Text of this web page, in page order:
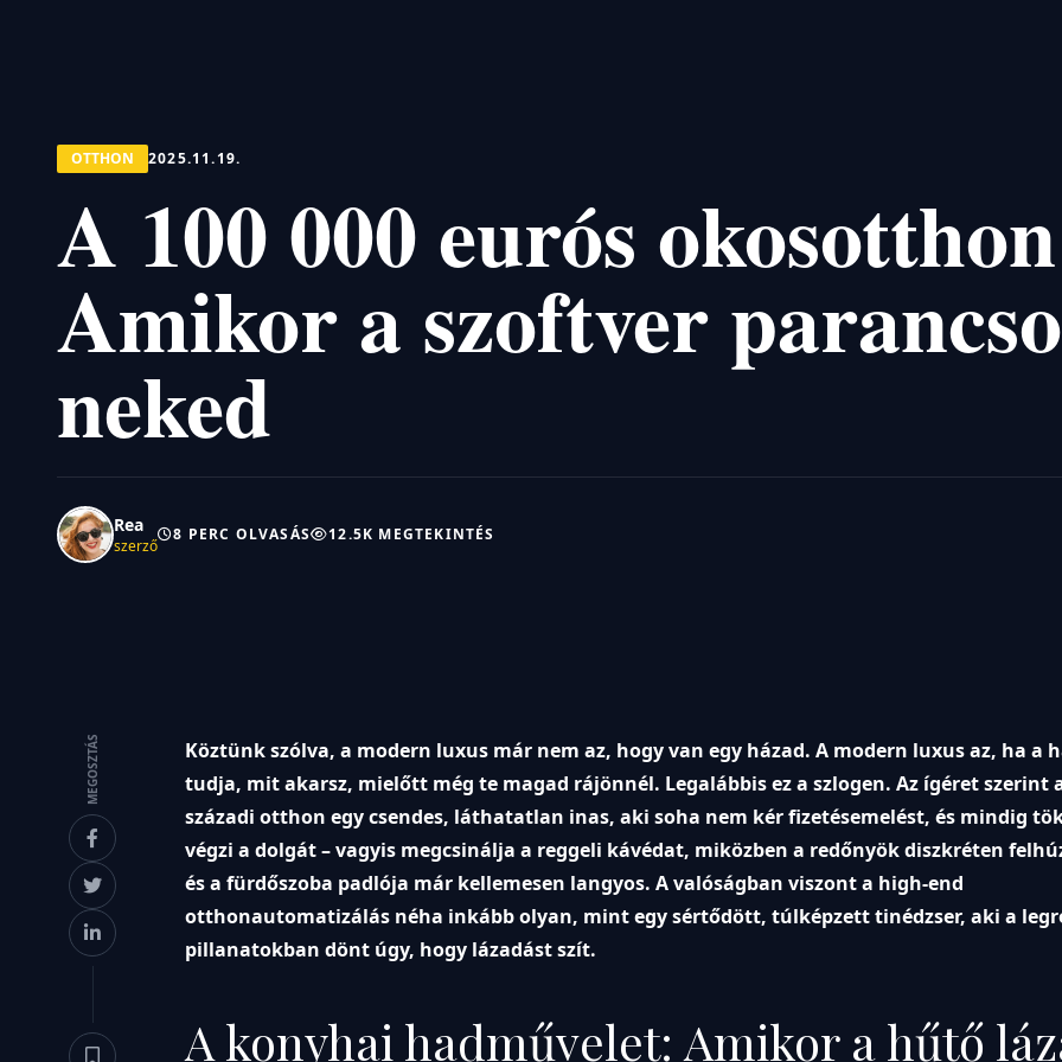
OTTHON 2025.11.19.
A 100 000 eurós
Amikor a szoftver
neked
Rea
szerző
8 PERC OLVASÁS 12.5K MEGTEKINTÉS
MEGOSZTÁS
Köztünk szólva, a modern luxus már nem az, hogy van egy házad. A modern luxus az, ha a
tudja, mit akarsz, mielőtt még te magad rájönnél. Legalábbis ez a szlogen. Az ígéret szerint
századi otthon egy csendes, láthatatlan inas, aki soha nem kér fizetésemelést, és mindig
végzi a dolgát – vagyis megcsinálja a reggeli kávédat, miközben a redőnyök diszkréten
és a fürdőszoba padlója már kellemesen langyos. A valóságban viszont a high-end
otthonautomatizálás néha inkább olyan, mint egy sértődött, túlképzett tinédzser, aki a
pillanatokban dönt úgy, hogy lázadást szít.
A konyhai hadművelet: Amikor a hűtő